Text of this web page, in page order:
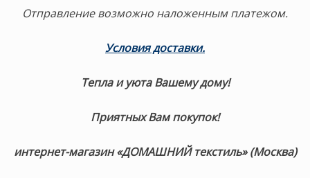
Отправление возможно наложенным платежом.
Условия доставки.
Тепла и уюта Вашему дому!
Приятных Вам покупок!
интернет-магазин «ДОМАШНИЙ текстиль» (Москва)